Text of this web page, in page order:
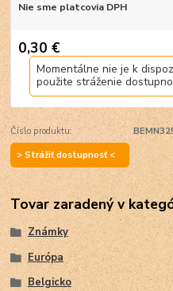
Nie sme platcovia DPH
0,30 €
Momentálne nie je k
použite stráženie
Číslo produktu:
> Strážiť dostupnosť <
Tovar zaradený v
Známky
Európa
Belgicko